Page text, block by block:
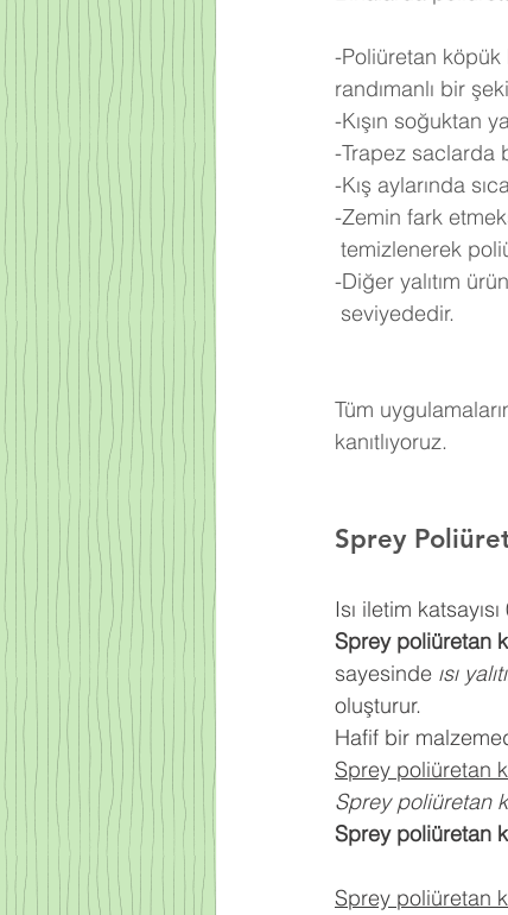
-Poliüretan köpük
randımanlı bir
-Kışın soğuktan
-Trapez saclarda
-Kış aylarında
-Zemin fark
temizlenerek
-Diğer yalıtım
seviyededir.
Tüm
kanıtlıyoruz.
Sprey
Isı iletim
Sprey poliüretan
sayesinde ısı
oluşturur.
Hafif bir
Sprey poliüretan
Sprey poliüretan
Sprey poliüretan
Sprey poliüretan